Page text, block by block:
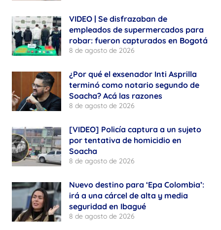
VIDEO | Se disfrazaban de
empleados de supermercados para
robar: fueron capturados en Bogotá
8 de agosto de 2026
¿Por qué el exsenador Inti Asprilla
terminó como notario segundo de
Soacha? Acá las razones
8 de agosto de 2026
[VIDEO] Policía captura a un sujeto
por tentativa de homicidio en
Soacha
8 de agosto de 2026
Nuevo destino para ‘Epa Colombia’:
irá a una cárcel de alta y media
seguridad en Ibagué
8 de agosto de 2026